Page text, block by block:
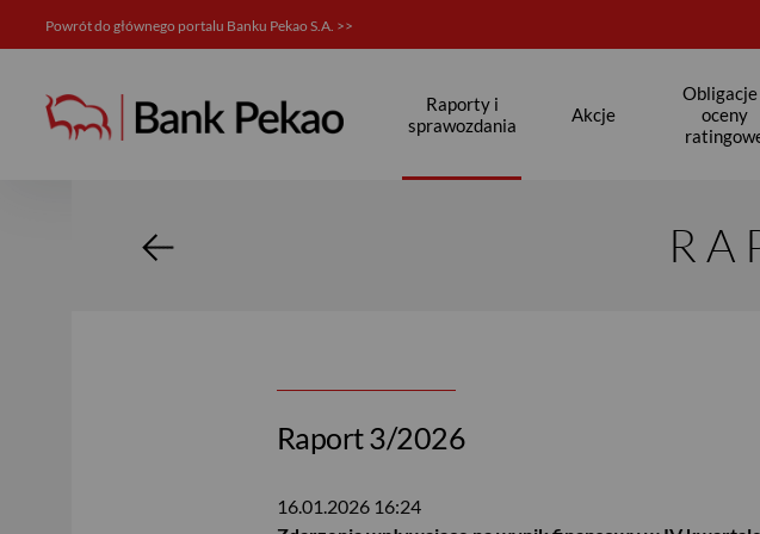
Powrót do głównego portalu Banku Pekao S.A. >>
Raporty i
sprawozdania
Akcje
Obligacje
oceny
Relacje inwestorskie
Raport 3/2026
16.01.2026 16:24